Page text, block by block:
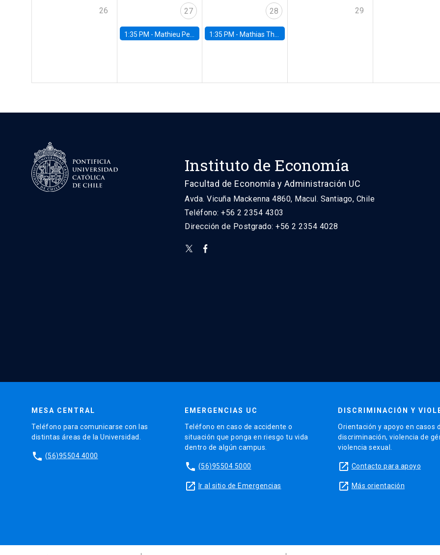
26 27
1:35 PM - Mathieu Pedemonte, IDB
28
1:35 PM - Mathias Thoenig, University of Lausanne
29
Instituto de Economía
Facultad de Economía y Administración UC
Avda. Vicuña Mackenna 4860, Macul. Santiago, Chile
Teléfono: +56 2 2354 4303
Dirección de Postgrado: +56 2 2354 4028
MESA CENTRAL
Teléfono para comunicarse con las
distintas áreas de la Universidad.
phone (56)95504 4000
EMERGENCIAS UC
Teléfono en caso de accidente o
situación que ponga en riesgo tu vida
dentro de algún campus.
phone (56)95504 5000
launch Ir al sitio de Emergencias
DISCRIMINACIÓN Y
Orientación y apoyo en casos
discriminación, violencia de
violencia sexual.
launch Contacto para apoyo
launch Más orientación